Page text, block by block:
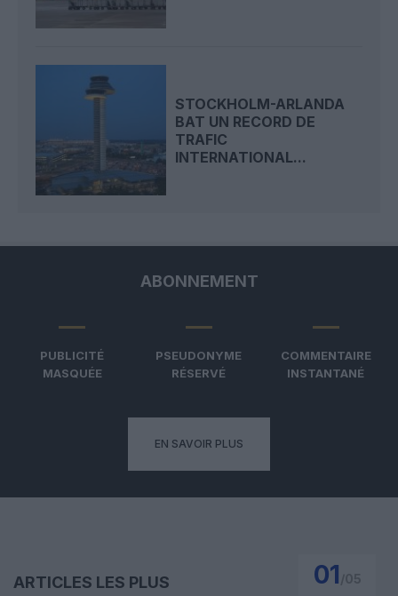
STOCKHOLM-ARLANDA
BAT UN RECORD DE
TRAFIC
INTERNATIONAL...
ABONNEMENT
PUBLICITÉ
MASQUÉE
PSEUDONYME
RÉSERVÉ
COMMENTAIRE
INSTANTANÉ
EN SAVOIR PLUS
ARTICLES LES PLUS
01